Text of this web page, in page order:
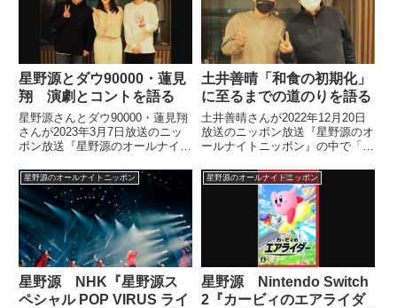
した?収録後の、 #星野源 さ...
特集をすごくしてくれ...
星野源とダウ90000・蓮見
翔 演劇とコントを語る
星野源さんとダウ90000・蓮見翔
さんが2023年3月7日放送のニッ
ポン放送『星野源のオールナイト
ついて、話していました。
土井善晴「和食の初期化」
に至るまでの道のりを語る
土井善晴さんが2022年12月20日
放送のニッポン放送『星野源のオ
ールナイトニッポン』の中で「和
での道のりについて、星野源さん
と話していました。
星野源のオールナイトニッポン
星野源 NHK『星野源ス
ペシャル POP VIRUS ライ
星野源のオールナイトニッポン
星野源 Nintendo Switch
2『カービィのエアライダ